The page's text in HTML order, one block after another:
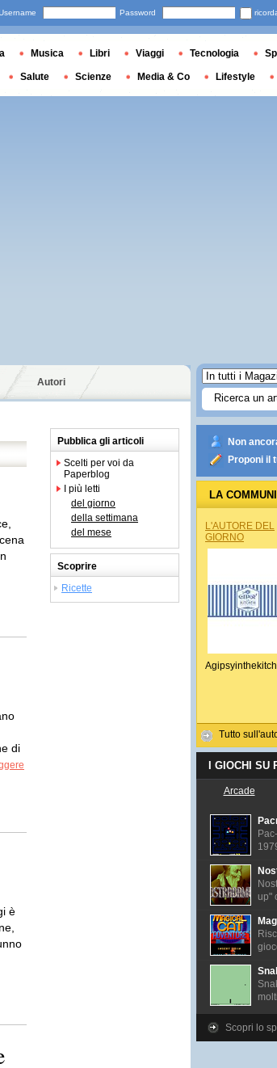
Autori
di
è
Pubblica gli articoli
Scelti per voi da
Paperblog
I più letti
del giorno
della settimana
del mese
Scoprire
Ricette
Non
Proponi il
LA
L'AUTORE DEL
GIORNO
Tutto
I GIOCHI SU
Arcade
up"
Scopri lo
Password
Musica Libri Viaggi Tecnologia
Salute Scienze Media & Co Lifestyle